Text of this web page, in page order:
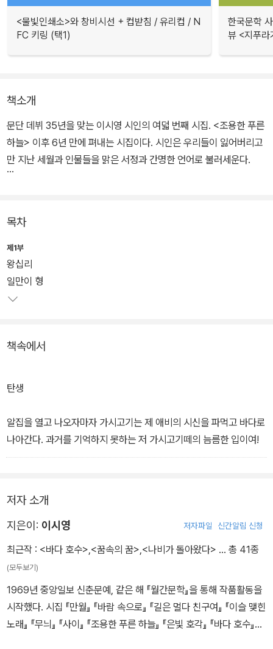
<물빛인쇄소>와 창비시선 + 컵받침 / 유리컵 / N
FC 키링 (택1)
한국문학
뷰 <지푸라
책소개
문단 데뷔 35년을 맞는 이시영 시인의 여덟 번째 시집. <조용한 푸른
하늘> 이후 6년 만에 펴내는 시집이다. 시인은 우리들이 잃어버리고
만 지난 세월과 인물들을 맑은 서정과 간명한 언어로 불러세운다.
고통, 가난을 대물림하던 시절의 아픈 기억 등, 섬세하게 짜여진 시의
풍경이 조용한 울림을 자아낸다.
목차
제1부
왕십리
일만이 형
책속에서
탄생
알집을 열고 나오자마자 가시고기는 제 애비의 시신을 파먹고 바다로
나아간다. 과거를 기억하지 못하는 저 가시고기떼의 늠름한 입이여!
저자 소개
지은이: 이시영 저자파일 신간알림 신청
최근작 : <바다 호수>,<꿈속의 꿈>,<나비가 돌아왔다> … 총 41종
(모두보기)
1969년 중앙일보 신춘문예, 같은 해 『월간문학』을 통해 작품활동을
시작했다. 시집 『만월』 『바람 속으로』 『길은 멀다 친구여』 『이슬 맺힌
노래』 『무늬』 『사이』 『조용한 푸른 하늘』 『은빛 호각』 『바다 호수』